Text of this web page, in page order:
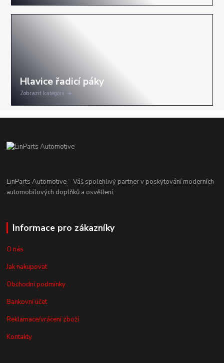
Zobrazit kategorii
EinParts Automotive – Váš spolehlivý partner v poskytování moderních
automobilových doplňků a osvětlení.
Informace pro zákazníky
O nás
Jak nakupovat
Obchodní podmínky
Bankovní účet
Reklamace/vrácení zboží
Kontakty